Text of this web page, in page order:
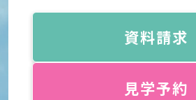
資料請求
見学予約